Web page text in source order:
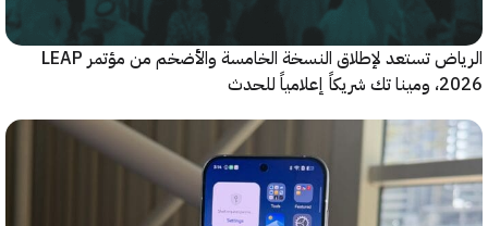
الرياض تستعد لإطلاق النسخة الخامسة والأضخم من مؤتمر LEAP
للحدث